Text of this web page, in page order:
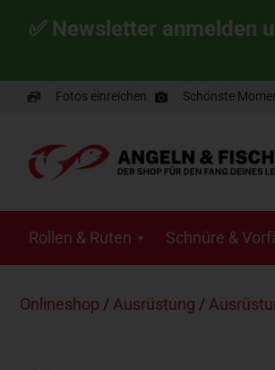
✅ Newsletter anmelden
Fotos einreichen Schönste
Rollen & Ruten Schnüre &
Onlineshop / Ausrüstung /